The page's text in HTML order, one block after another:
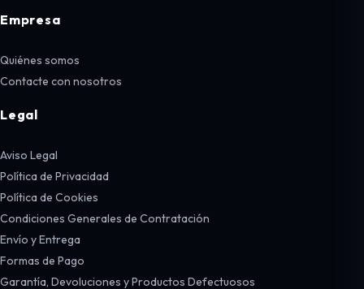
Empresa
Quiénes somos
Contacte con nosotros
Legal
Aviso Legal
Política de Privacidad
Política de Cookies
Condiciones Generales de Contratación
Envío y Entrega
Formas de Pago
Garantía, Devoluciones y Productos Defectuosos